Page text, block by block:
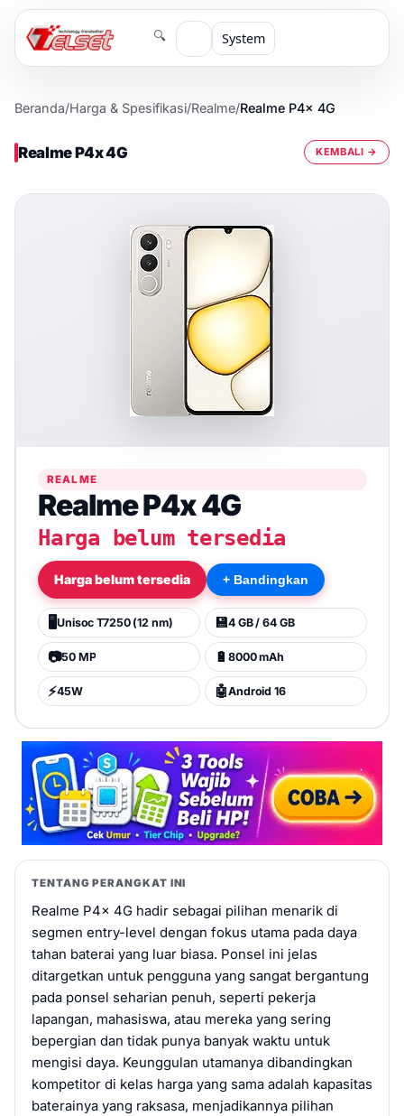
🔍 System
Beranda/Harga & Spesifikasi/Realme/Realme P4x 4G
Realme P4x 4G KEMBALI →
REALME
Realme P4x 4G
Harga belum tersedia
Harga belum tersedia + Bandingkan
🖥️ Unisoc T7250 (12 nm) 💾4 GB / 64 GB
📷50 MP 🔋 8000 mAh
⚡45W 🤖Android 16
TENTANG PERANGKAT INI
Realme P4x 4G hadir sebagai pilihan menarik di
segmen entry-level dengan fokus utama pada daya
tahan baterai yang luar biasa. Ponsel ini jelas
ditargetkan untuk pengguna yang sangat bergantung
pada ponsel seharian penuh, seperti pekerja
lapangan, mahasiswa, atau mereka yang sering
bepergian dan tidak punya banyak waktu untuk
mengisi daya. Keunggulan utamanya dibandingkan
kompetitor di kelas harga yang sama adalah kapasitas
baterainya yang raksasa, menjadikannya pilihan